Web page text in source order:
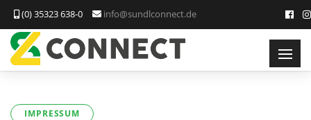
(0) 35323 638-0 info@sundlconnect.de
IMPRESSUM